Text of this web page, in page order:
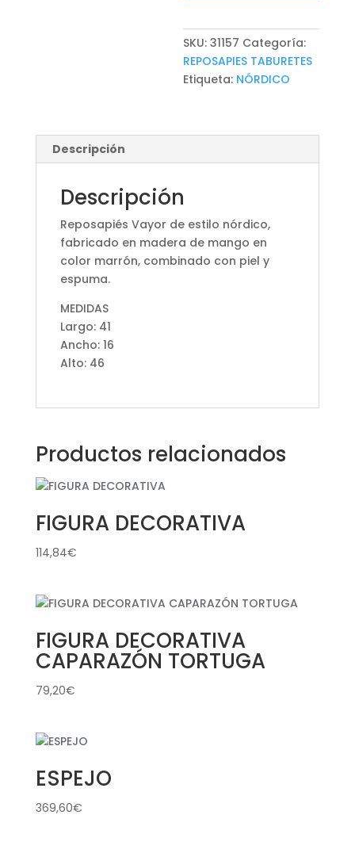
SKU:31157 Categoría:
REPOSAPIES TABURETES
Etiqueta: NÓRDICO
Descripción
Descripción
Reposapiés Vayor de estilo nórdico,
fabricado en madera de mango en
color marrón, combinado con piel y
espuma.
MEDIDAS
Largo: 41
Ancho: 16
Alto: 46
Productos relacionados
FIGURA DECORATIVA
114,84€
FIGURA DECORATIVA
CAPARAZÓN TORTUGA
79,20€
ESPEJO
369,60€